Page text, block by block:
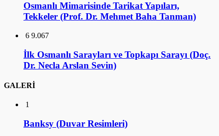
Osmanlı Mimarisinde Tarikat Yapıları,
Tekkeler (Prof. Dr. Mehmet Baha Tanman)
6 9.067
İlk Osmanlı Sarayları ve Topkapı Sarayı (Doç.
Dr. Necla Arslan Sevin)
GALERİ
1
Banksy (Duvar Resimleri)